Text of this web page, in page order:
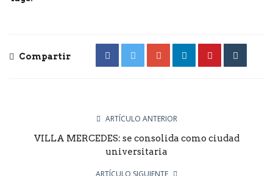
Compartir
ARTÍCULO ANTERIOR
VILLA MERCEDES: se consolida como ciudad
universitaria
ARTÍCULO SIGUIENTE